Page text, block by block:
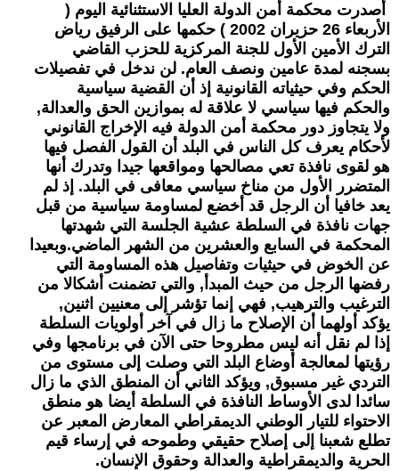
أصدرت محكمة أمن الدولة العليا الاستثنائية اليوم (
الأربعاء 26 حزيران 2002 ) حكمها على الرفيق رياض
الترك الأمين الأول للجنة المركزية للحزب القاضي
بسجنه لمدة عامين ونصف العام. لن ندخل في تفصيلات
الحكم وفي حيثياته القانونية إذ أن القضية سياسية
والحكم فيها سياسي لا علاقة له بموازين الحق والعدالة,
ولا يتجاوز دور محكمة أمن الدولة فيه الإخراج القانوني
لأحكام يعرف كل الناس في البلد أن القول الفصل فيها
هو لقوى نافذة تعي مصالحها ومواقعها جيدا وتدرك أنها
المتضرر الأول من مناخ سياسي معافى في البلد. إذ لم
يعد خافيا أن الرجل قد أخضع لمساومة سياسية من قبل
جهات نافذة في السلطة عشية الجلسة التي شهدتها
المحكمة في السابع والعشرين من الشهر الماضي.وبعيدا
عن الخوض في حيثيات وتفاصيل هذه المساومة التي
رفضها الرجل من حيث المبدأ, والتي تضمنت أشكالا من
الترغيب والترهيب, فهي إنما تؤشر إلى معنيين اثنين,
يؤكد أولهما أن الإصلاح ما زال في آخر أولويات السلطة
إذا لم نقل أنه ليس مطروحا حتى الآن في برنامجها وفي
رؤيتها لمعالجة أوضاع البلد التي وصلت إلى مستوى من
التردي غير مسبوق, ويؤكد الثاني أن المنطق الذي ما زال
سائدا لدى الأوساط النافذة في السلطة أيضا هو منطق
الاحتواء للتيار الوطني الديمقراطي المعارض المعبر عن
تطلع شعبنا إلى إصلاح حقيقي وطموحه في إرساء قيم
الحرية والديمقراطية والعدالة وحقوق الإنسان.